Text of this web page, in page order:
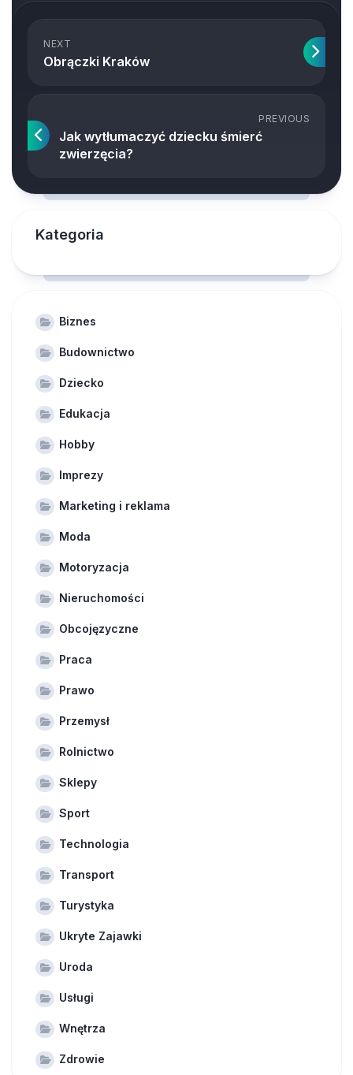
NEXT
Obrączki Kraków
PREVIOUS
Jak wytłumaczyć dziecku śmierć
zwierzęcia?
Kategoria
Biznes
Budownictwo
Dziecko
Edukacja
Hobby
Imprezy
Marketing i reklama
Moda
Motoryzacja
Nieruchomości
Obcojęzyczne
Praca
Prawo
Przemysł
Rolnictwo
Sklepy
Sport
Technologia
Transport
Turystyka
Ukryte Zajawki
Uroda
Usługi
Wnętrza
Zdrowie